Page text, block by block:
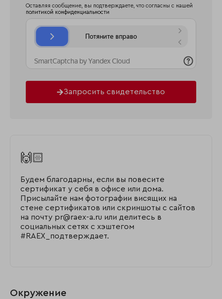
Оставляя сообщение, вы подтверждаете, что согласны с нашей
политикой конфиденциальности
Запросить свидетельство
🙌🏻
Будем благодарны, если вы повесите
сертификат у себя в офисе или дома.
Присылайте нам фотографии висящих на
стене сертификатов или скриншоты с сайтов
на почту pr@raex-a.ru или делитесь в
социальных сетях с хэштегом
#RAEX_подтверждает.
Окружение